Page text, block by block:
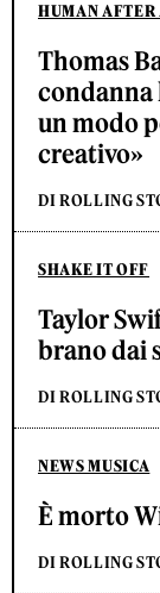
HUMAN AFTER
Thomas
condanna
un modo
creativo»
DI ROLLING
SHAKE IT OFF
Taylor
brano dai
DI ROLLING
NEWS MUSICA
È morto
DI ROLLING